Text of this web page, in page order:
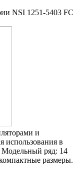
NSI 1251-5403 FC
и
использования в
ряд: 14
размеры.